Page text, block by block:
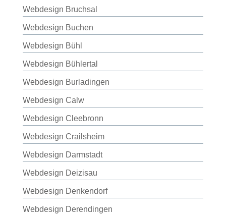
Webdesign Bruchsal
Webdesign Buchen
Webdesign Bühl
Webdesign Bühlertal
Webdesign Burladingen
Webdesign Calw
Webdesign Cleebronn
Webdesign Crailsheim
Webdesign Darmstadt
Webdesign Deizisau
Webdesign Denkendorf
Webdesign Derendingen